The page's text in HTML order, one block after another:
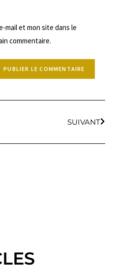
mail et mon site dans le
commentaire.
SUIVANT